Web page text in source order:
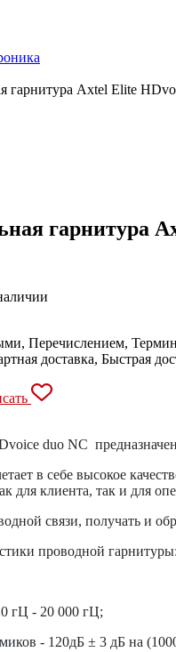
гарнитура Axtel Elite
гарнитура
Перечислением,
доставка, Быстрая
duo NC
в себе высокое
для клиента, так и для
связи, получать
проводной гарнитуры:
гЦ - 20 000 гЦ;
- 120дБ ± 3 дБ на